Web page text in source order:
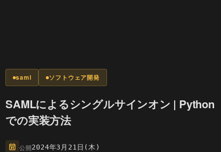
saml ソフトウェア開発
SAMLによるシングルサインオン | Python
での実装方法
公開2024年3月21日(木)